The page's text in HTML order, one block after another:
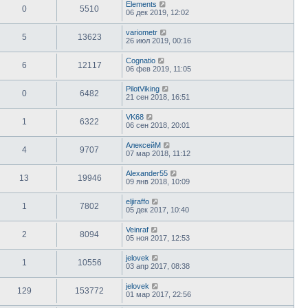
0 5510
Elements
06 дек 2019, 12:02
5 13623
variometr
26 июл 2019, 00:16
6 12117
Cognatio
06 фев 2019, 11:05
0 6482
PilotViking
21 сен 2018, 16:51
1 6322
VK68
06 сен 2018, 20:01
4 9707
АлексейМ
07 мар 2018, 11:12
13 19946
Alexander55
09 янв 2018, 10:09
1 7802
eljiraffo
05 дек 2017, 10:40
2 8094
Veinraf
05 ноя 2017, 12:53
1 10556
jelovek
03 апр 2017, 08:38
129 153772
jelovek
01 мар 2017, 22:56